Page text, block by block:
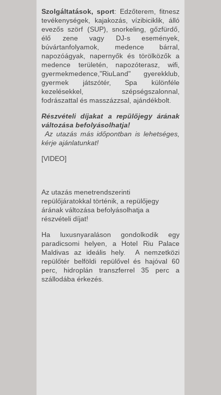
Szolgáltatások, sport: Edzőterem, fitnesz
tevékenységek, kajakozás, vízibiciklik, álló
evezős szörf (SUP), snorkeling, gőzfürdő,
élő zene vagy DJ-s események,
búvártanfolyamok, medence bárral,
napozóágyak, napernyők és törölközők a
medence területén, napozóterasz, wifi,
gyermekmedence,"RiuLand" gyerekklub,
gyermek játszótér, Spa különféle
kezelésekkel, szépségszalonnal,
fodrászattal és masszázzsal, ajándékbolt.
Részvételi díjakat a repülőjegy árának
változása befolyásolhatja!
Az utazás más időpontban is lehetséges,
kérje ajánlatunkat!
[VIDEO]
Az utazás menetrendszerinti
repülőjáratokkal történik, a repülőjegy
árának változása befolyásolhatja a
részvételi díjat!
Ha luxusnyaraláson gondolkodik egy
paradicsomi helyen, a Hotel Riu Palace
Maldivas az ideális hely. A nemzetközi
repülőtér belföldi repülővel és hajóval 60
perc, hidroplán transzferrel 35 perc a
szállodába érkezés.